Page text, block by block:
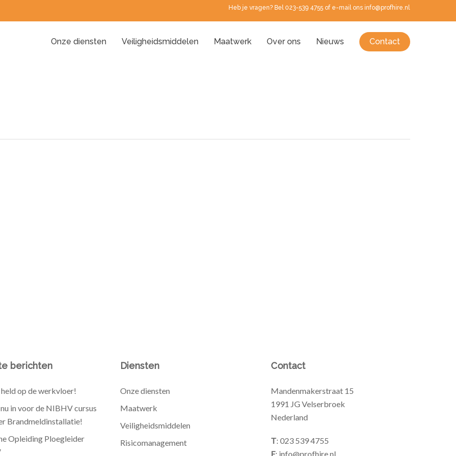
Heb je vragen? Bel 023-539 4755 of e-mail ons info@profhire.nl
Onze diensten Veiligheidsmiddelen Maatwerk Over ons Nieuws Contact
berichten
op de werkvloer!
in voor de NIBHV cursus
Brandmeldinstallatie!
Opleiding Ploegleider
Diensten
Onze diensten
Maatwerk
Veiligheidsmiddelen
Risicomanagement
Contact
Mandenmakerstraat 15
1991 JG Velserbroek
Nederland
T: 023 539 4755
E: info@profhire.nl